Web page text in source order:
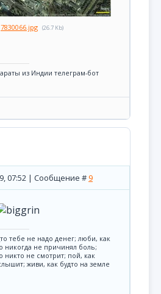
7830066.jpg (26.7 Kb)
из Индии телеграм-бот
07:52 | Сообщение #9
тебе не надо денег; люби, как
никогда не причинял боль;
никто не смотрит; пой, как
живи, как будто на земле